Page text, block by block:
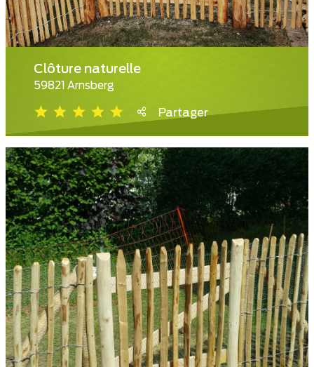
Clôture naturelle
59821 Arnsberg
Partager